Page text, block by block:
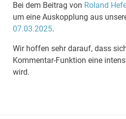
Bei dem Beitrag von Roland
um eine Auskopplung aus
07.03.2025.
Wir hoffen sehr darauf, dass
Kommentar-Funktion eine
wird.